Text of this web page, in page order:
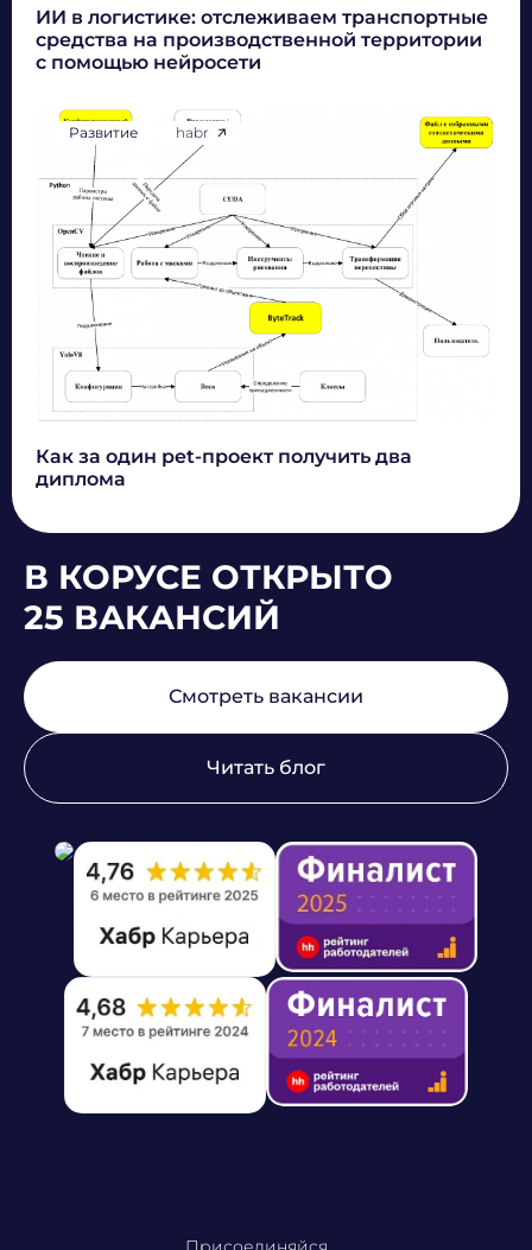
ИИ в логистике: отслеживаем транспортные
средства на производственной территории
с помощью нейросети
Развитие habr
Как за один pet-проект получить два
диплома
В КОРУСЕ ОТКРЫТО
25 ВАКАНСИЙ
Смотреть вакансии
Читать блог